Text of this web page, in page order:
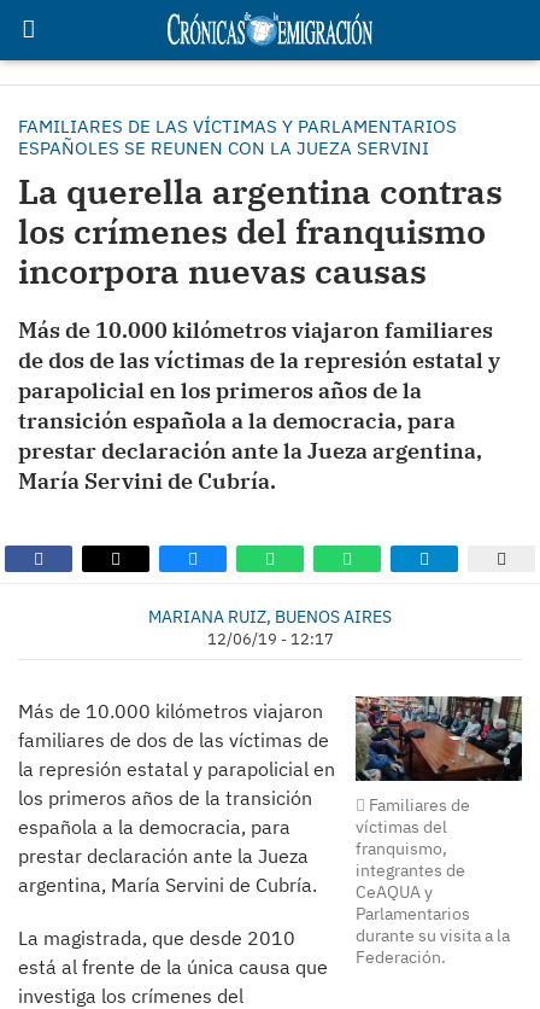
FAMILIARES DE LAS VÍCTIMAS Y PARLAMENTARIOS
ESPAÑOLES SE REUNEN CON LA JUEZA SERVINI
La querella argentina contras
los crímenes del franquismo
incorpora nuevas causas
Más de 10.000 kilómetros viajaron familiares
de dos de las víctimas de la represión estatal y
parapolicial en los primeros años de la
transición española a la democracia, para
prestar declaración ante la Jueza argentina,
María Servini de Cubría.
MARIANA RUIZ, BUENOS AIRES
12/06/19 - 12:17
Familiares de
víctimas del
franquismo,
integrantes de
CeAQUA y
Parlamentarios
durante su visita a la
Federación.
Más de 10.000 kilómetros viajaron
familiares de dos de las víctimas de
la represión estatal y parapolicial en
los primeros años de la transición
española a la democracia, para
prestar declaración ante la Jueza
argentina, María Servini de Cubría.
La magistrada, que desde 2010
está al frente de la única causa que
investiga los crímenes del